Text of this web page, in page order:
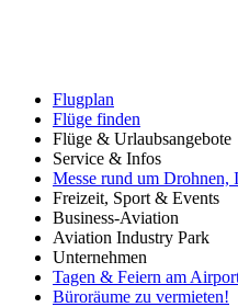
Flugplan
Flüge finden
Flüge & Urlaubsangebote
Service & Infos
Messe rund um
Freizeit, Sport & Events
Business-Aviation
Aviation Industry Park
Unternehmen
Tagen & Feiern am
Büroräume zu vermieten!